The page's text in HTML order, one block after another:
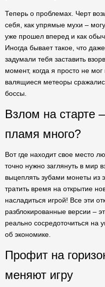
Теперь о проблемах. Черт
себя, как упрямые мухи –
уже прошел вперед и как
Иногда бывает такое, что
задумали тебя заставить
момент, когда я просто не
валящиеся метеоры
боссы.
Взлом на старте
пламя много?
Вот где находит свое место
точно нужно заглянуть в мир
выцеплять зубами монеты из
тратить время на открытие
насладиться игрой! Все эти
разблокированные версии –
реально сосредоточиться на
об экономике.
Профит на
меняют игру